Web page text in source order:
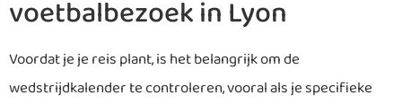
voetbalbezoek in Lyon
Voordat je je reis plant, is het belangrijk om de
wedstrijdkalender te controleren, vooral als je specifieke